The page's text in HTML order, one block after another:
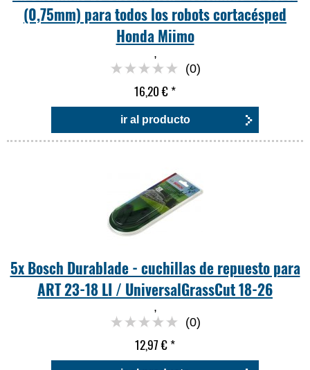
(0,75mm) para todos los robots cortacésped
Honda Miimo
,
(0)
16,20 €*
ir al producto
5x Bosch Durablade - cuchillas de repuesto para
ART 23-18 LI / UniversalGrassCut 18-26
,
(0)
12,97 €*